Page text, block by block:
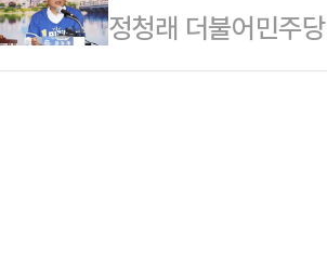
세 중과폐지, 보유
산 폭정에 대해 …
오전 자신의 페이스
와 담판 짓고 오십시
정청래 더불어민주
6·3 지방선거를 '이